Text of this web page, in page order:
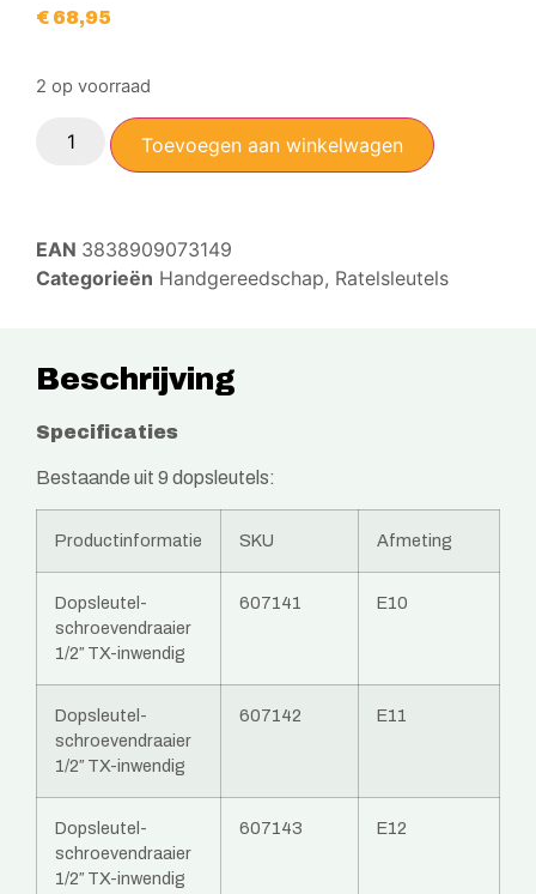
€68,95
2 op voorraad
Toevoegen aan winkelwagen
EAN 3838909073149
Categorieën Handgereedschap, Ratelsleutels
Beschrijving
Specificaties
Bestaande uit 9 dopsleutels:
Productinformatie SKU Afmeting
Dopsleutel-
schroevendraaier
1/2″ TX-inwendig
607141 E10
Dopsleutel-
schroevendraaier
1/2″ TX-inwendig
607142 E11
Dopsleutel-
schroevendraaier
1/2″ TX-inwendig
607143 E12